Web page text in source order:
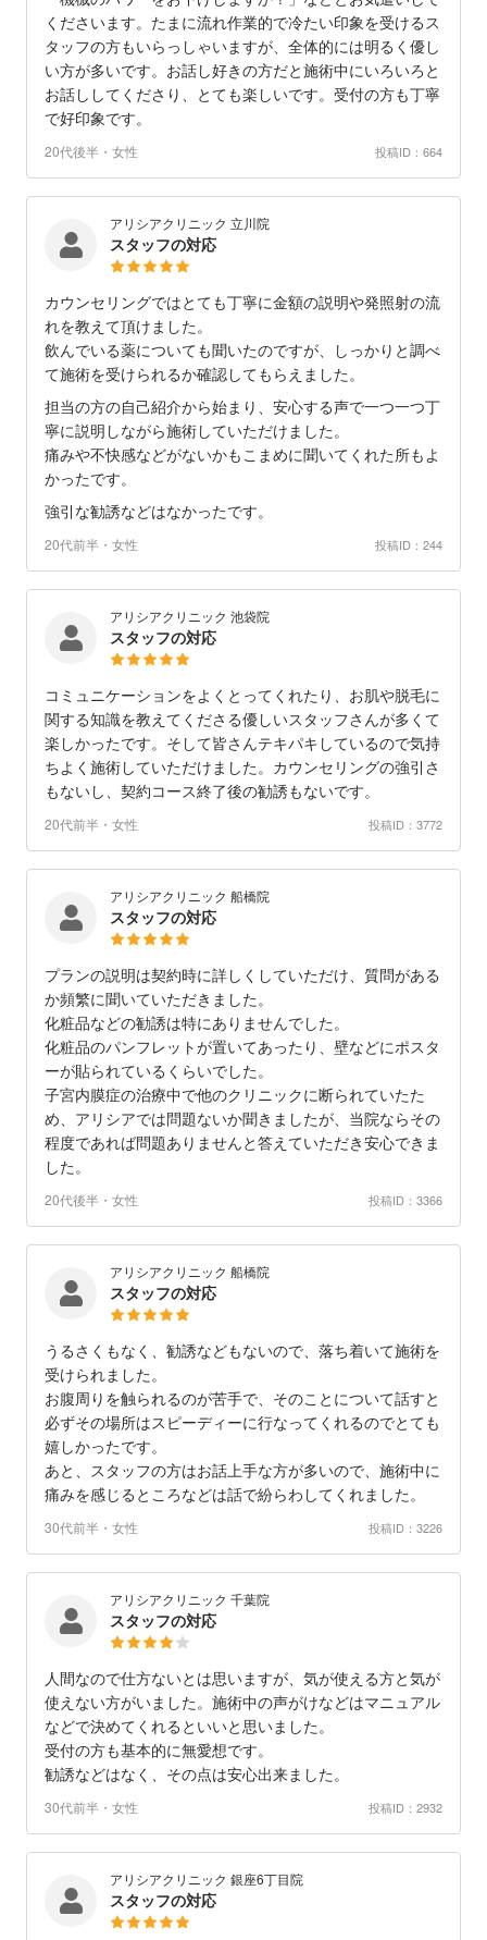
くださいます。たまに流れ作業的で冷たい印象を受けるス
タッフの方もいらっしゃいますが、全体的には明るく優し
い方が多いです。お話し好きの方だと施術中にいろいろと
お話ししてくださり、とても楽しいです。受付の方も丁寧
で好印象です。
20代後半・女性 投稿ID：664
アリシアクリニック 立川院
スタッフの対応
カウンセリングではとても丁寧に金額の説明や発照射の流
れを教えて頂けました。
飲んでいる薬についても聞いたのですが、しっかりと調べ
て施術を受けられるか確認してもらえました。
担当の方の自己紹介から始まり、安心する声で一つ一つ丁
寧に説明しながら施術していただけました。
痛みや不快感などがないかもこまめに聞いてくれた所もよ
かったです。
強引な勧誘などはなかったです。
20代前半・女性 投稿ID：244
アリシアクリニック 池袋院
スタッフの対応
コミュニケーションをよくとってくれたり、お肌や脱毛に
関する知識を教えてくださる優しいスタッフさんが多くて
楽しかったです。そして皆さんテキパキしているので気持
ちよく施術していただけました。カウンセリングの強引さ
もないし、契約コース終了後の勧誘もないです。
20代前半・女性 投稿ID：3772
アリシアクリニック 船橋院
スタッフの対応
プランの説明は契約時に詳しくしていただけ、質問がある
か頻繁に聞いていただきました。
化粧品などの勧誘は特にありませんでした。
化粧品のパンフレットが置いてあったり、壁などにポスタ
ーが貼られているくらいでした。
子宮内膜症の治療中で他のクリニックに断られていたた
め、アリシアでは問題ないか聞きましたが、当院ならその
程度であれば問題ありませんと答えていただき安心できま
した。
20代後半・女性 投稿ID：3366
アリシアクリニック 船橋院
スタッフの対応
うるさくもなく、勧誘などもないので、落ち着いて施術を
受けられました。
お腹周りを触られるのが苦手で、そのことについて話すと
必ずその場所はスピーディーに行なってくれるのでとても
嬉しかったです。
あと、スタッフの方はお話上手な方が多いので、施術中に
痛みを感じるところなどは話で紛らわしてくれました。
30代前半・女性 投稿ID：3226
アリシアクリニック 千葉院
スタッフの対応
人間なので仕方ないとは思いますが、気が使える方と気が
使えない方がいました。施術中の声がけなどはマニュアル
などで決めてくれるといいと思いました。
受付の方も基本的に無愛想です。
勧誘などはなく、その点は安心出来ました。
30代前半・女性 投稿ID：2932
アリシアクリニック 銀座6丁目院
スタッフの対応